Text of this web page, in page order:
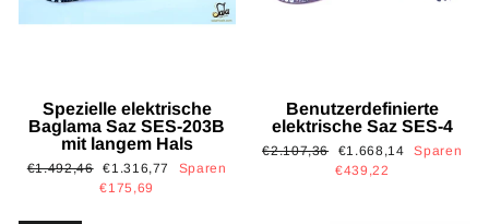
Spezielle elektrische
Baglama Saz SES-203B
mit langem Hals
Normaler
€1.492,46 Sonderpreis
€1.316,77
Sparen
€175,69
Benutzerdefinierte
elektrische Saz SES-4
Normaler
€2.107,36 Sonderpreis
€1.668,14
Sparen
€439,22